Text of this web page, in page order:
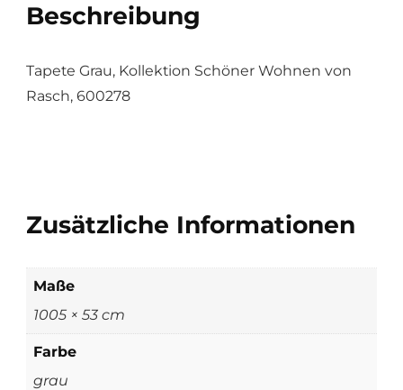
Beschreibung
Tapete Grau, Kollektion Schöner Wohnen von
Rasch, 600278
Zusätzliche Informationen
Maße
1005 × 53 cm
Farbe
grau